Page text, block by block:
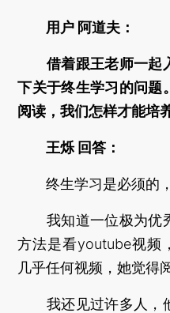
用户 阿道夫：
借着跟王老师一起
下关于终生学习的问题
阅读，我们怎样才能培
王烁 回答：
终生学习是必须的，
我知道一位极为优
方法是看youtube视频
几乎任何视频，她觉得
我还见过许多人，